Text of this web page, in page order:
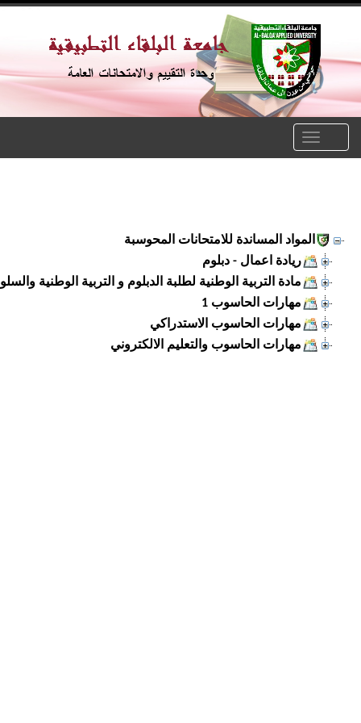
المواد المساندة للامتحانات المحوسبة
ريادة اعمال - دبلوم
مادة التربية الوطنية لطلبة الدبلوم و التربية الوطنية
مهارات الحاسوب 1
مهارات الحاسوب الاستدراكي
مهارات الحاسوب والتعليم الالكتروني